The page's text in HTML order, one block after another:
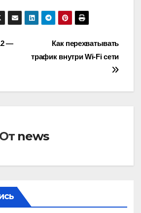
Как перехватывать
трафик внутри Wi-Fi сети
—
От news